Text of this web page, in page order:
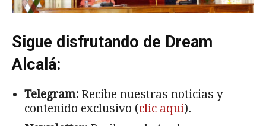
Sigue disfrutando de Dream
Alcalá:
Telegram: Recibe nuestras noticias y
contenido exclusivo (clic aquí).